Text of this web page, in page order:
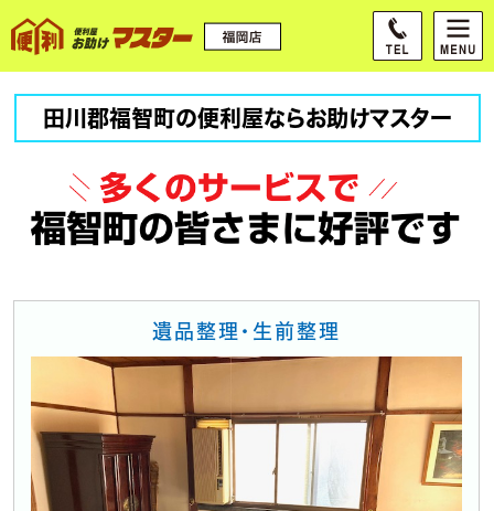
田川郡福智町の便利屋ならお助けマスター
遺品整理・生前整理